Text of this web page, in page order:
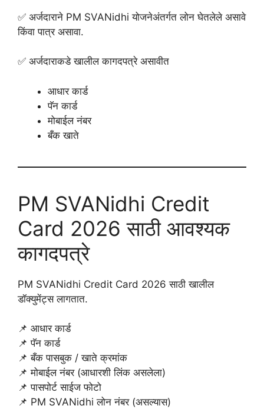
✅ अर्जदाराने PM SVANidhi योजनेअंतर्गत लोन घेतलेले असावे
किंवा पात्र असावा.
✅ अर्जदाराकडे खालील कागदपत्रे असावीत
आधार कार्ड
पॅन कार्ड
मोबाईल नंबर
बँक खाते
PM SVANidhi Credit
Card 2026 साठी आवश्यक
कागदपत्रे
PM SVANidhi Credit Card 2026 साठी खालील
डॉक्युमेंट्स लागतात.
📌 आधार कार्ड
📌 पॅन कार्ड
📌 बँक पासबुक / खाते क्रमांक
📌 मोबाईल नंबर (आधारशी लिंक असलेला)
📌 पासपोर्ट साईज फोटो
📌 PM SVANidhi लोन नंबर (असल्यास)